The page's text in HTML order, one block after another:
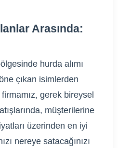
Arasında:
hurda alımı
çıkan isimlerden
firmamız, gerek bireysel
müşterilerine
üzerinden en iyi
nereye satacağınızı